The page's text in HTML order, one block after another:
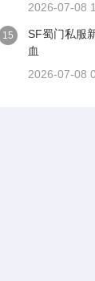
2026-07-08
15
SF蜀门私服
血
2026-07-08